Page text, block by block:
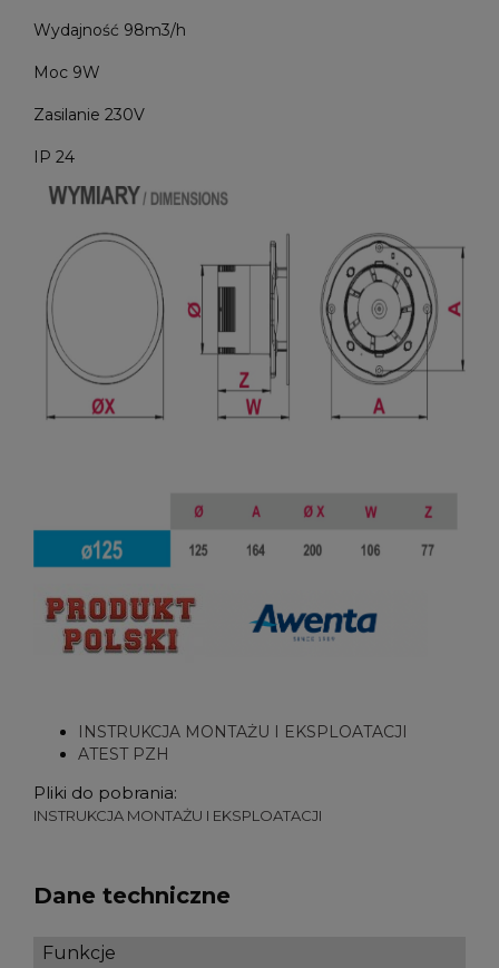
Wydajność 98m3/h
Moc 9W
Zasilanie 230V
IP 24
INSTRUKCJA MONTAŻU I EKSPLOATACJI
ATEST PZH
Pliki do pobrania:
INSTRUKCJA MONTAŻU I EKSPLOATACJI
Dane techniczne
Funkcje